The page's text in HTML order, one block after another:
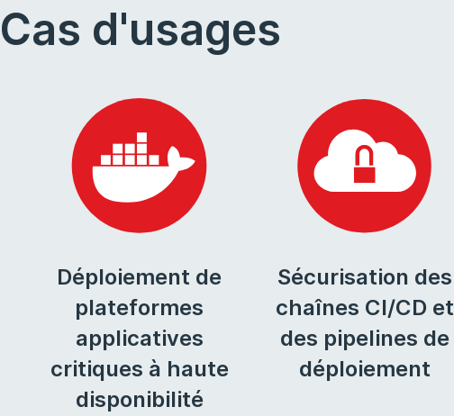
Cas d'usages
Déploiement de
plateformes
applicatives
critiques à haute
disponibilité
Sécurisation des
chaînes CI/CD et
des pipelines de
déploiement